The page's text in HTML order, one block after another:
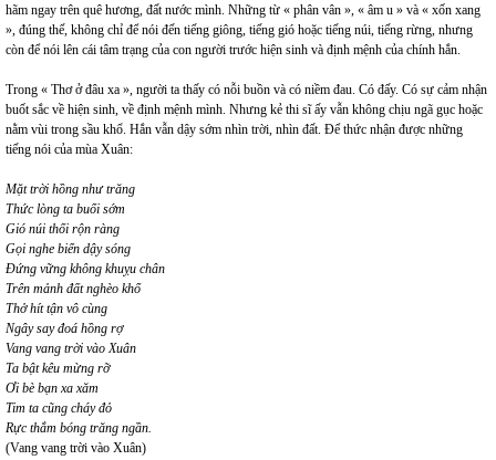
hãm ngay trên quê hương, đất nước mình. Những từ « phân vân », « âm u » và « xốn xang
», đúng thế, không chỉ để nói đến tiếng giông, tiếng gió hoặc tiếng núi, tiếng rừng, nhưng
còn để nói lên cái tâm trạng của con người trước hiện sinh và định mệnh của chính hắn.
Trong « Thơ ở đâu xa », người ta thấy có nỗi buồn và có niềm đau. Có đấy. Có sự cảm nhận
buốt sắc về hiện sinh, về định mệnh mình. Nhưng kẻ thi sĩ ấy vẫn không chịu ngã gục hoặc
nằm vùi trong sầu khổ. Hắn vẫn dậy sớm nhìn trời, nhìn đất. Để thức nhận được những
tiếng nói của mùa Xuân:
Mặt trời hồng như trăng
Thức lòng ta buổi sớm
Gió núi thổi rộn ràng
Gọi nghe biển dậy sóng
Đứng vững không khuỵu chân
Trên mảnh đất nghèo khổ
Thở hít tận vô cùng
Ngây say đoá hồng rợ
Vang vang trời vào Xuân
Ta bật kêu mừng rỡ
Ơi bè bạn xa xăm
Tim ta cũng cháy đỏ
Rực thắm bóng trăng ngần.
(Vang vang trời vào Xuân)